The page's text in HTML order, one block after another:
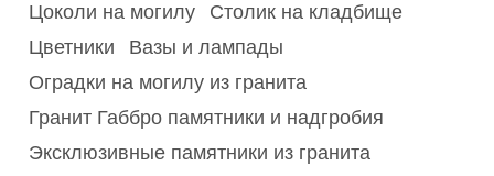
Цоколи на могилу
Столик на кладбище
Цветники
Вазы и лампады
Оградки на могилу из гранита
Гранит Габбро памятники и надгробия
Эксклюзивные памятники из гранита